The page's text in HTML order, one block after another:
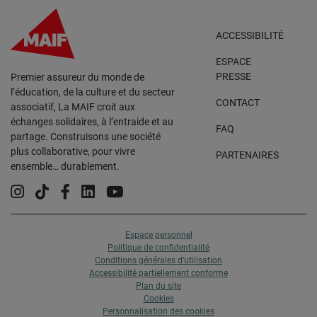
Premier assureur du monde de
l’éducation, de la culture et du secteur
associatif, La MAIF croit aux
échanges solidaires, à l’entraide et au
partage. Construisons une société
plus collaborative, pour vivre
ensemble… durablement.
ACCESSIBILITÉ
ESPACE
PRESSE
CONTACT
FAQ
PARTENAIRES
Instagram
TiktokFacebook
LinkedinYouTube
Espace personnel
Politique de confidentialité
Conditions générales d’utilisation
Accessibilité partiellement conforme
Plan du site
Cookies
Personnalisation des cookies